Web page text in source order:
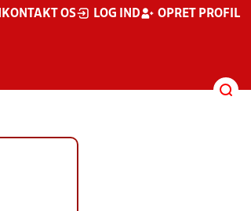
KONTAKT OS LOG IND OPRET PROFIL